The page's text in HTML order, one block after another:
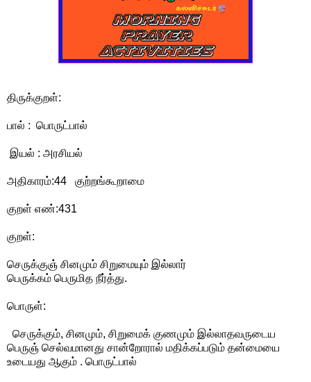
திருக்குறள்:
பால் : பொருட்பால்
இயல் : அரசியல்
அதிகாரம்:44 குற்றங்கூறாமை
குறள் எண்:431
குறள்:
செருக்குஞ் சினமும் சிறுமையும் இல்லார்
பெருக்கம் பெருமித நீர்த்து.
பொருள்:
செருக்கும், சினமும், சிறுமைக் குணமும் இல்லாதவருடைய
பெருஞ் செல்வமானது சான்றோரால் மதிக்கப்படும் தன்மையை
உடையது ஆகும் . பொருட்பால்